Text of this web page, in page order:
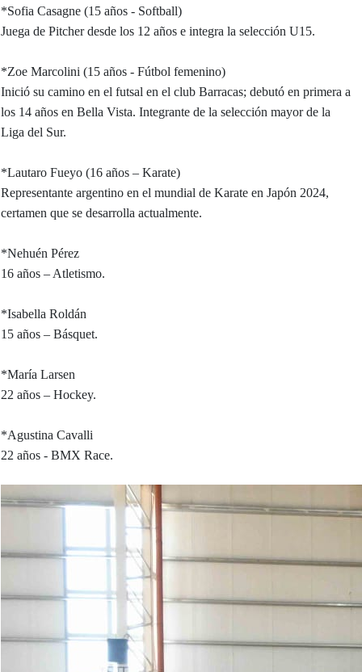
*Sofia Casagne (15 años - Softball)
Juega de Pitcher desde los 12 años e integra la selección U15.
*Zoe Marcolini (15 años - Fútbol femenino)
Inició su camino en el futsal en el club Barracas; debutó en primera a
los 14 años en Bella Vista. Integrante de la selección mayor de la
Liga del Sur.
*Lautaro Fueyo (16 años – Karate)
Representante argentino en el mundial de Karate en Japón 2024,
certamen que se desarrolla actualmente.
*Nehuén Pérez
16 años – Atletismo.
*Isabella Roldán
15 años – Básquet.
*María Larsen
22 años – Hockey.
*Agustina Cavalli
22 años - BMX Race.